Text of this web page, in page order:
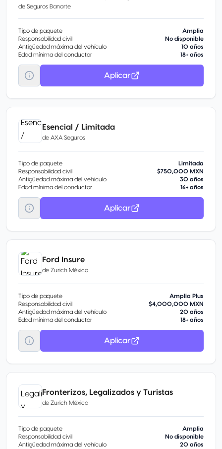
de Seguros Banorte
Tipo de paquete
Amplia
Responsabilidad civil
No disponible
Antigüedad máxima del vehículo
10 años
Edad mínima del conductor
18+ años
Aplicar
Esencial / Limitada
de AXA Seguros
Tipo de paquete
Limitada
Responsabilidad civil
$750,000 MXN
Antigüedad máxima del vehículo
30 años
Edad mínima del conductor
16+ años
Aplicar
Ford Insure
de Zurich México
Tipo de paquete
Amplia Plus
Responsabilidad civil
$4,000,000 MXN
Antigüedad máxima del vehículo
20 años
Edad mínima del conductor
18+ años
Aplicar
Fronterizos, Legalizados y Turistas
de Zurich México
Tipo de paquete
Amplia
Responsabilidad civil
No disponible
Antigüedad máxima del vehículo
20 años